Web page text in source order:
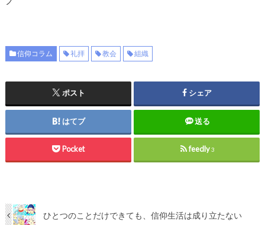
信仰コラム 礼拝 教会 組織
ポスト シェア
はてブ 送る
Pocket feedly3
ひとつのことだけできても、信仰生活は成り立たない